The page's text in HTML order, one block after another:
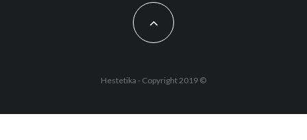
Hestetika - Copyright 2019 ©